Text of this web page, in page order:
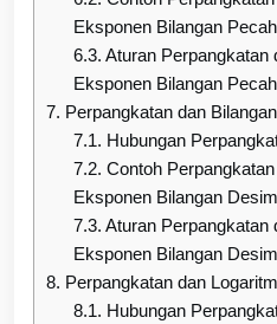
Eksponen Bilangan
6.3. Aturan Perpangkatan
Eksponen Bilangan
7. Perpangkatan dan
7.1. Hubungan
7.2. Contoh
Eksponen Bilangan
7.3. Aturan Perpangkatan
Eksponen Bilangan
8. Perpangkatan dan
8.1. Hubungan